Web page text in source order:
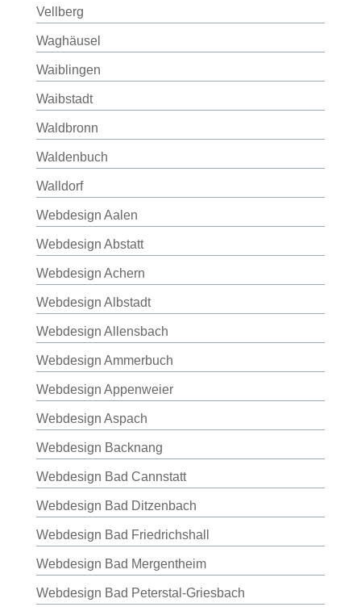
Vellberg
Waghäusel
Waiblingen
Waibstadt
Waldbronn
Waldenbuch
Walldorf
Webdesign Aalen
Webdesign Abstatt
Webdesign Achern
Webdesign Albstadt
Webdesign Allensbach
Webdesign Ammerbuch
Webdesign Appenweier
Webdesign Aspach
Webdesign Backnang
Webdesign Bad Cannstatt
Webdesign Bad Ditzenbach
Webdesign Bad Friedrichshall
Webdesign Bad Mergentheim
Webdesign Bad Peterstal-Griesbach